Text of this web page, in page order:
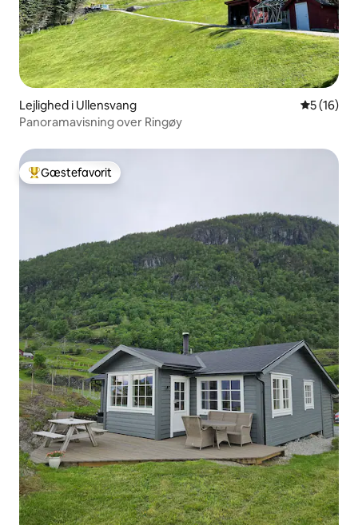
Lejlighed i Ullensvang 5 ud af 5 i
5 (16)
Panoramavisning over Ringøy
Bedste gæstefavorit
Gæstefavorit